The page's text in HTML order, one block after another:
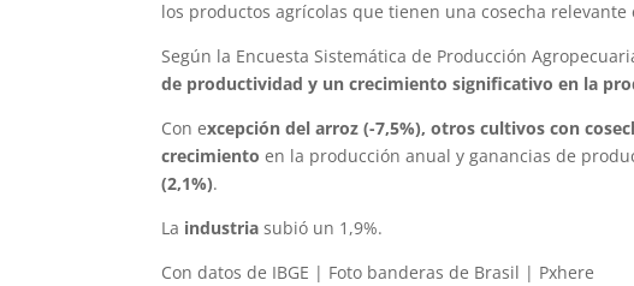
los productos agrícolas que tienen una cosecha
Según la Encuesta Sistemática de Producción Agropecuaria
de productividad y un crecimiento significativo en la
Con excepción del arroz (-7,5%), otros cultivos con
crecimiento en la producción anual y ganancias de
(2,1%).
La industria subió un 1,9%.
Con datos de IBGE | Foto banderas de Brasil | Pxhere